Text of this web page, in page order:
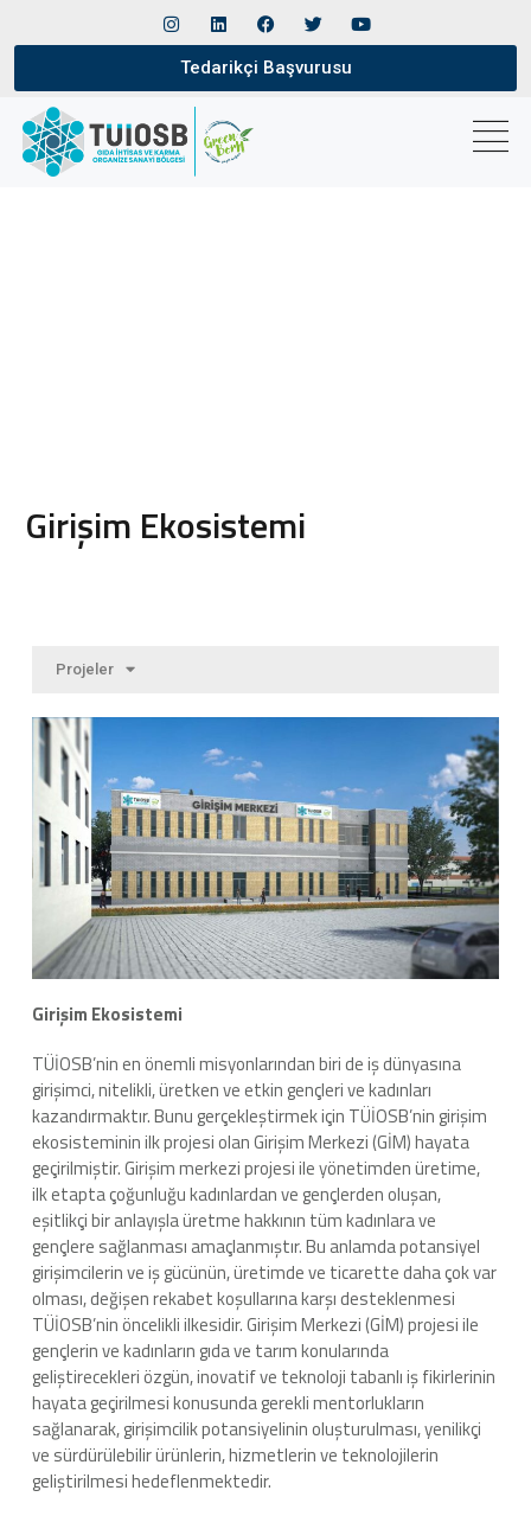
Tedarikçi Başvurusu
Girişim Ekosistemi
Projeler
Girişim Ekosistemi
TÜİOSB’nin en önemli misyonlarından biri de iş dünyasına
girişimci, nitelikli, üretken ve etkin gençleri ve kadınları
kazandırmaktır. Bunu gerçekleştirmek için TÜİOSB’nin girişim
ekosisteminin ilk projesi olan Girişim Merkezi (GİM) hayata
geçirilmiştir. Girişim merkezi projesi ile yönetimden üretime,
ilk etapta çoğunluğu kadınlardan ve gençlerden oluşan,
eşitlikçi bir anlayışla üretme hakkının tüm kadınlara ve
gençlere sağlanması amaçlanmıştır. Bu anlamda potansiyel
girişimcilerin ve iş gücünün, üretimde ve ticarette daha çok var
olması, değişen rekabet koşullarına karşı desteklenmesi
TÜİOSB’nin öncelikli ilkesidir. Girişim Merkezi (GİM) projesi ile
gençlerin ve kadınların gıda ve tarım konularında
geliştirecekleri özgün, inovatif ve teknoloji tabanlı iş fikirlerinin
hayata geçirilmesi konusunda gerekli mentorlukların
sağlanarak, girişimcilik potansiyelinin oluşturulması, yenilikçi
ve sürdürülebilir ürünlerin, hizmetlerin ve teknolojilerin
geliştirilmesi hedeflenmektedir.